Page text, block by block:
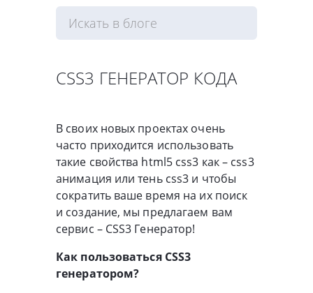
CSS3 ГЕНЕРАТОР КОДА
В своих новых проектах очень
часто приходится использовать
такие свойства html5 css3 как – css3
анимация или тень css3 и чтобы
сократить ваше время на их поиск
и создание, мы предлагаем вам
сервис – CSS3 Генератор!
Как пользоваться CSS3
генератором?